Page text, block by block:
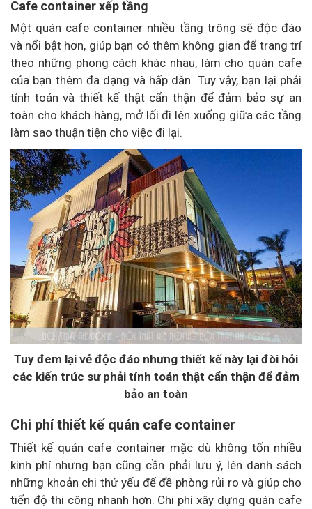
Cafe container xếp tầng
Một quán cafe container nhiều tầng trông sẽ độc đáo
và nổi bật hơn, giúp bạn có thêm không gian để trang trí
theo những phong cách khác nhau, làm cho quán cafe
của bạn thêm đa dạng và hấp dẫn. Tuy vậy, bạn lại phải
tính toán và thiết kế thật cẩn thận để đảm bảo sự an
toàn cho khách hàng, mở lối đi lên xuống giữa các tầng
làm sao thuận tiện cho việc đi lại.
Tuy đem lại vẻ độc đáo nhưng thiết kế này lại đòi hỏi
các kiến trúc sư phải tính toán thật cẩn thận để đảm
bảo an toàn
Chi phí thiết kế quán cafe container
Thiết kế quán cafe container mặc dù không tốn nhiều
kinh phí nhưng bạn cũng cần phải lưu ý, lên danh sách
những khoản chi thứ yếu để đề phòng rủi ro và giúp cho
tiến độ thi công nhanh hơn. Chi phí xây dựng quán cafe